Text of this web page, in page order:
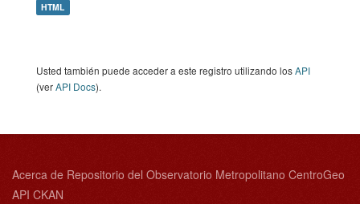
HTML
Usted también puede acceder a este registro utilizando losAPI
(verAPI Docs).
Acerca de Repositorio del Observatorio Metropolitano CentroGeo
API CKAN